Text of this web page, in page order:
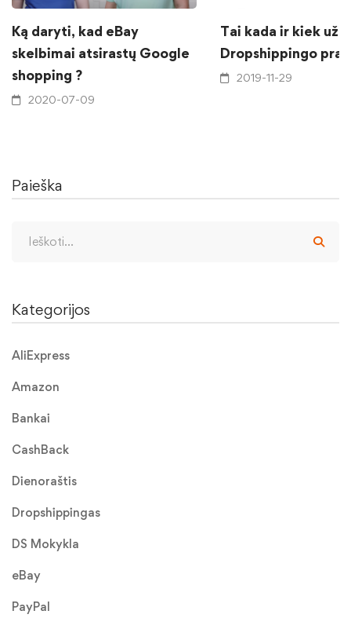
Ką daryti, kad eBay
skelbimai atsirastų Google
shopping ?
2020-07-09
Tai kada ir kiek
Dropshippingo
2019-11-29
Paieška
Kategorijos
AliExpress
Amazon
Bankai
CashBack
Dienoraštis
Dropshippingas
DS Mokykla
eBay
PayPal